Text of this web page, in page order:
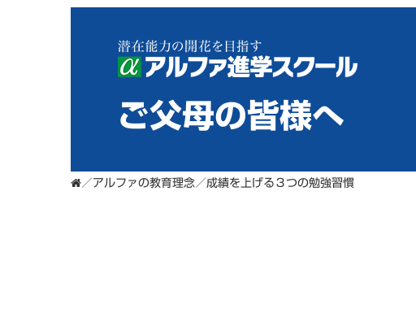
ご父母の皆様へ
／ アルファの教育理念／ 成績を上げる３つの勉強習慣